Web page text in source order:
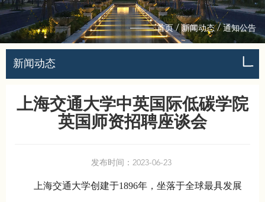
首页/新闻动态/ 通知公告
新闻动态
上海交通大学中英国际低碳学院
英国师资招聘座谈会
发布时间：2023-06-23
上海交通大学创建于1896年，坐落于全球最具发展